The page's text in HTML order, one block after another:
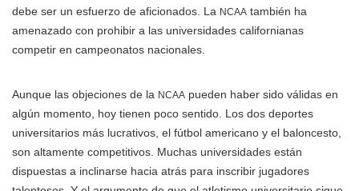
debe ser un esfuerzo de aficionados. La NCAA también ha
amenazado con prohibir a las universidades californianas
competir en campeonatos nacionales.
Aunque las objeciones de la NCAA pueden haber sido válidas en
algún momento, hoy tienen poco sentido. Los dos deportes
universitarios más lucrativos, el fútbol americano y el baloncesto,
son altamente competitivos. Muchas universidades están
dispuestas a inclinarse hacia atrás para inscribir jugadores